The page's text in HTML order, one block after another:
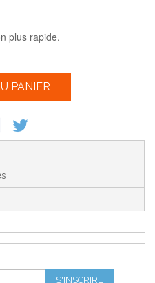
plus rapide.
PANIER
S'INSCRIRE